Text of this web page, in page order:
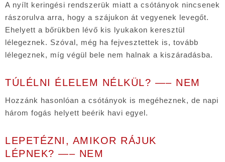
A nyílt keringési rendszerük miatt a csótányok nincsenek
rászorulva arra, hogy a szájukon át vegyenek levegőt.
Ehelyett a bőrükben lévő kis lyukakon keresztül
lélegeznek. Szóval, még ha fejvesztettek is, tovább
lélegeznek, míg végül bele nem halnak a kiszáradásba.
TÚLÉLNI ÉLELEM NÉLKÜL? —– NEM
Hozzánk hasonlóan a csótányok is megéheznek, de napi
három fogás helyett beérik havi egyel.
LEPETÉZNI, AMIKOR RÁJUK
LÉPNEK? —– NEM